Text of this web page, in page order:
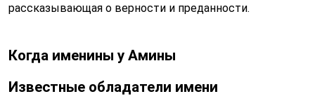
рассказывающая о верности и преданности.
Когда именины у Амины
Известные обладатели имени